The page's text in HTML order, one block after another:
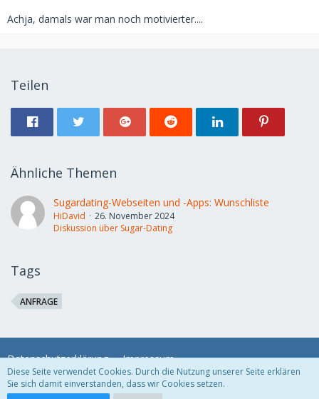
Achja, damals war man noch motivierter....
Teilen
Ähnliche Themen
Sugardating-Webseiten und -Apps: Wunschliste
HiDavid
26. November 2024
Diskussion über Sugar-Dating
Tags
ANFRAGE
Datenschutzerklärung Impressum
Diese Seite verwendet Cookies. Durch die Nutzung unserer Seite erklären
Sie sich damit einverstanden, dass wir Cookies setzen.